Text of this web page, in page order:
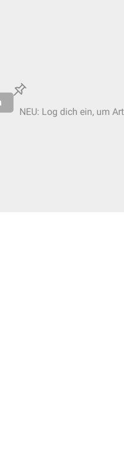
NEU: Log dich ein, um